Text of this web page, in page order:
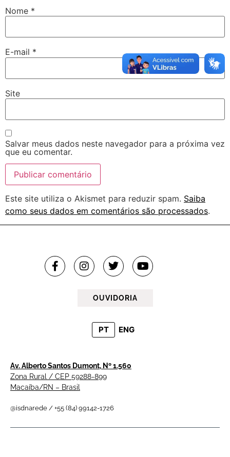
Nome *
E-mail *
Site
Salvar meus dados neste navegador para a próxima vez
que eu comentar.
Este site utiliza o Akismet para reduzir spam. Saiba
como seus dados em comentários são processados.
OUVIDORIA
PT ENG
Av. Alberto Santos Dumont, Nº 1.560
Zona Rural / CEP 59288-899
Macaíba/RN – Brasil
@isdnarede / +55 (84) 99142-1726